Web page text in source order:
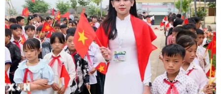
Theo dõi VietnamPlus